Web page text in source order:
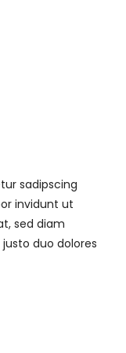
sadipscing
invidunt ut
sed diam
duo dolores